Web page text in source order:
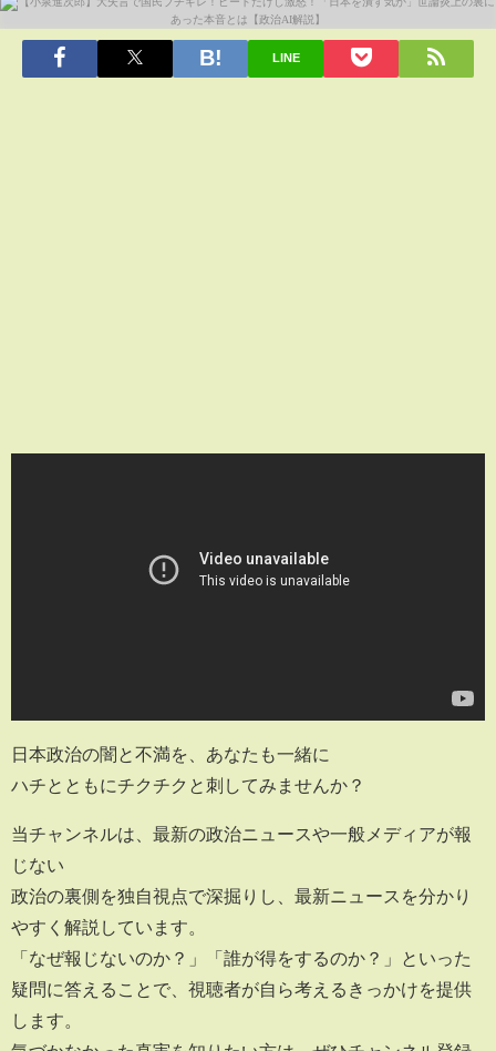
LINE
日本政治の闇と不満を、あなたも一緒に
ハチとともにチクチクと刺してみませんか？
当チャンネルは、最新の政治ニュースや一般メディアが報
じない
政治の裏側を独自視点で深掘りし、最新ニュースを分かり
やすく解説しています。
「なぜ報じないのか？」「誰が得をするのか？」といった
疑問に答えることで、視聴者が自ら考えるきっかけを提供
します。